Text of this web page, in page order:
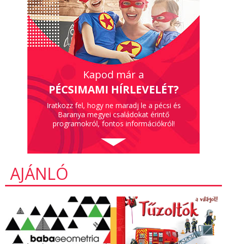
Kapod már a
PÉCSIMAMI HÍRLEVELÉT?
Iratkozz fel, hogy ne maradj le a pécsi és
Baranya megyei családokat érintő
programokról, fontos információkról!
AJÁNLÓ